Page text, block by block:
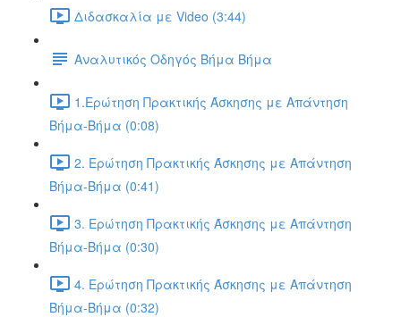
Διδασκαλία με Video (3:44)
Αναλυτικός Οδηγός Βήμα Βήμα
1.Ερώτηση Πρακτικής Άσκησης με Απάντηση
Βήμα-Βήμα (0:08)
2. Ερώτηση Πρακτικής Άσκησης με Απάντηση
Βήμα-Βήμα (0:41)
3. Ερώτηση Πρακτικής Άσκησης με Απάντηση
Βήμα-Βήμα (0:30)
4. Ερώτηση Πρακτικής Άσκησης με Απάντηση
Βήμα-Βήμα (0:32)